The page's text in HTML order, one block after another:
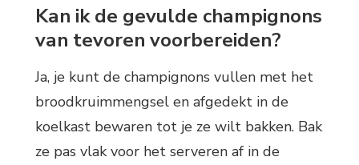
Kan ik de gevulde champignons
van tevoren voorbereiden?
Ja, je kunt de champignons vullen met het
broodkruimmengsel en afgedekt in de
koelkast bewaren tot je ze wilt bakken. Bak
ze pas vlak voor het serveren af in de